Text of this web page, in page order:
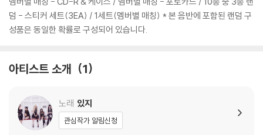
은 리버브 이펙트와 은은하고 길게 이어지는 패드 신스가 어우러져 신비롭
고 입체적 사운드가 탄생했다. '결말을 두려워하지 않는', '망설이던 밤은
지나고 선명한 빛을 만나는' 확신에 찬 가사 내용처럼 이 노래는 거침없이
덤 - 스티커 세트(3EA) / 1세트(멤버별 매칭) * 본 음반에 포함된 랜덤 구
성품은 동일한 확률로 구성되어 있습니다.
아티스트 소개 1
노래 있지
관심작가 알림신청